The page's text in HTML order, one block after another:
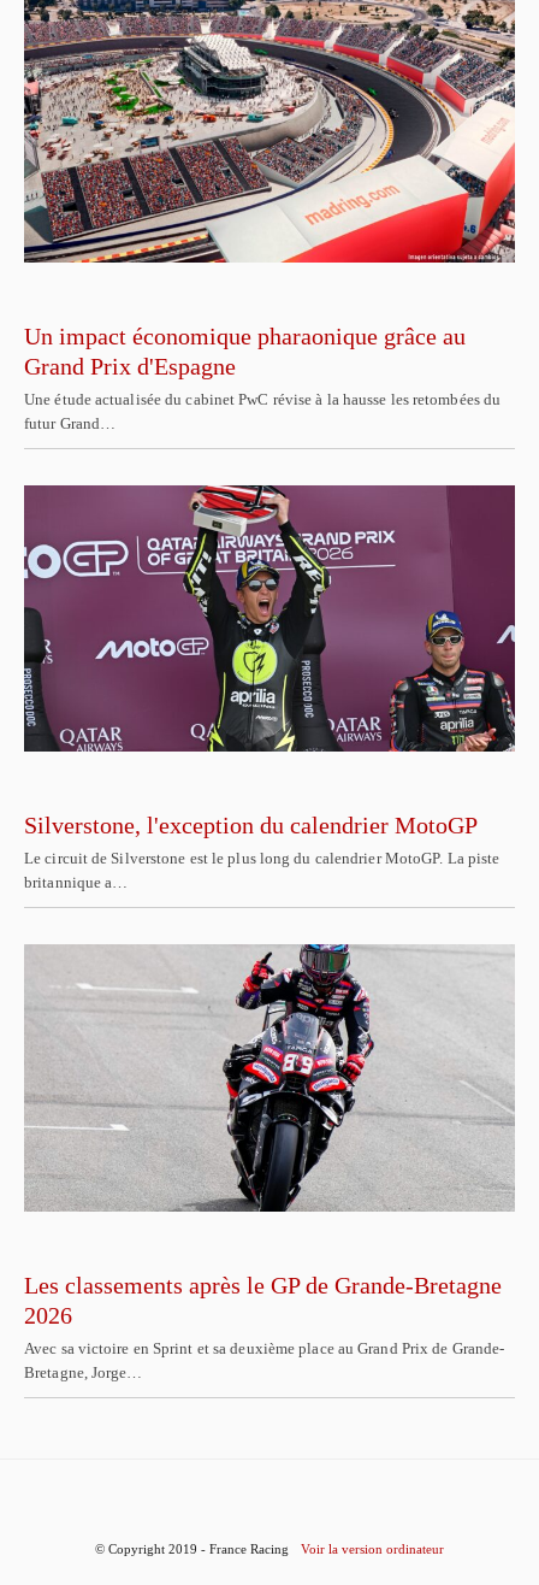
Un impact économique pharaonique grâce au
Grand Prix d'Espagne
Une étude actualisée du cabinet PwC révise à la hausse les retombées du
futur Grand…
Silverstone, l'exception du calendrier MotoGP
Le circuit de Silverstone est le plus long du calendrier MotoGP. La piste
britannique a…
Les classements après le GP de Grande-Bretagne
2026
Avec sa victoire en Sprint et sa deuxième place au Grand Prix de Grande-
Bretagne, Jorge…
© Copyright 2019 - France Racing Voir la version ordinateur